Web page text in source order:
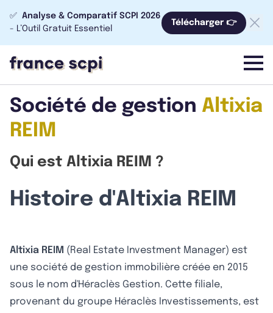
✅ Analyse & Comparatif SCPI 2026
- L’Outil Gratuit Essentiel
Télécharger 👉
menu
Société de gestion Altixia
REIM
Qui est Altixia REIM ?
Histoire d'Altixia REIM
Altixia REIM (Real Estate Investment Manager) est
une société de gestion immobilière créée en 2015
sous le nom d'Héraclès Gestion. Cette filiale,
provenant du groupe Héraclès Investissements, est